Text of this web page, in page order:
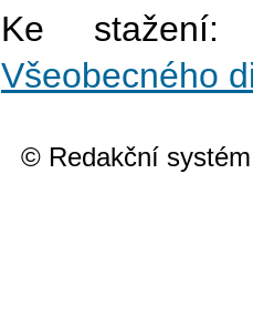
Ke
Všeobecného
© Redakční